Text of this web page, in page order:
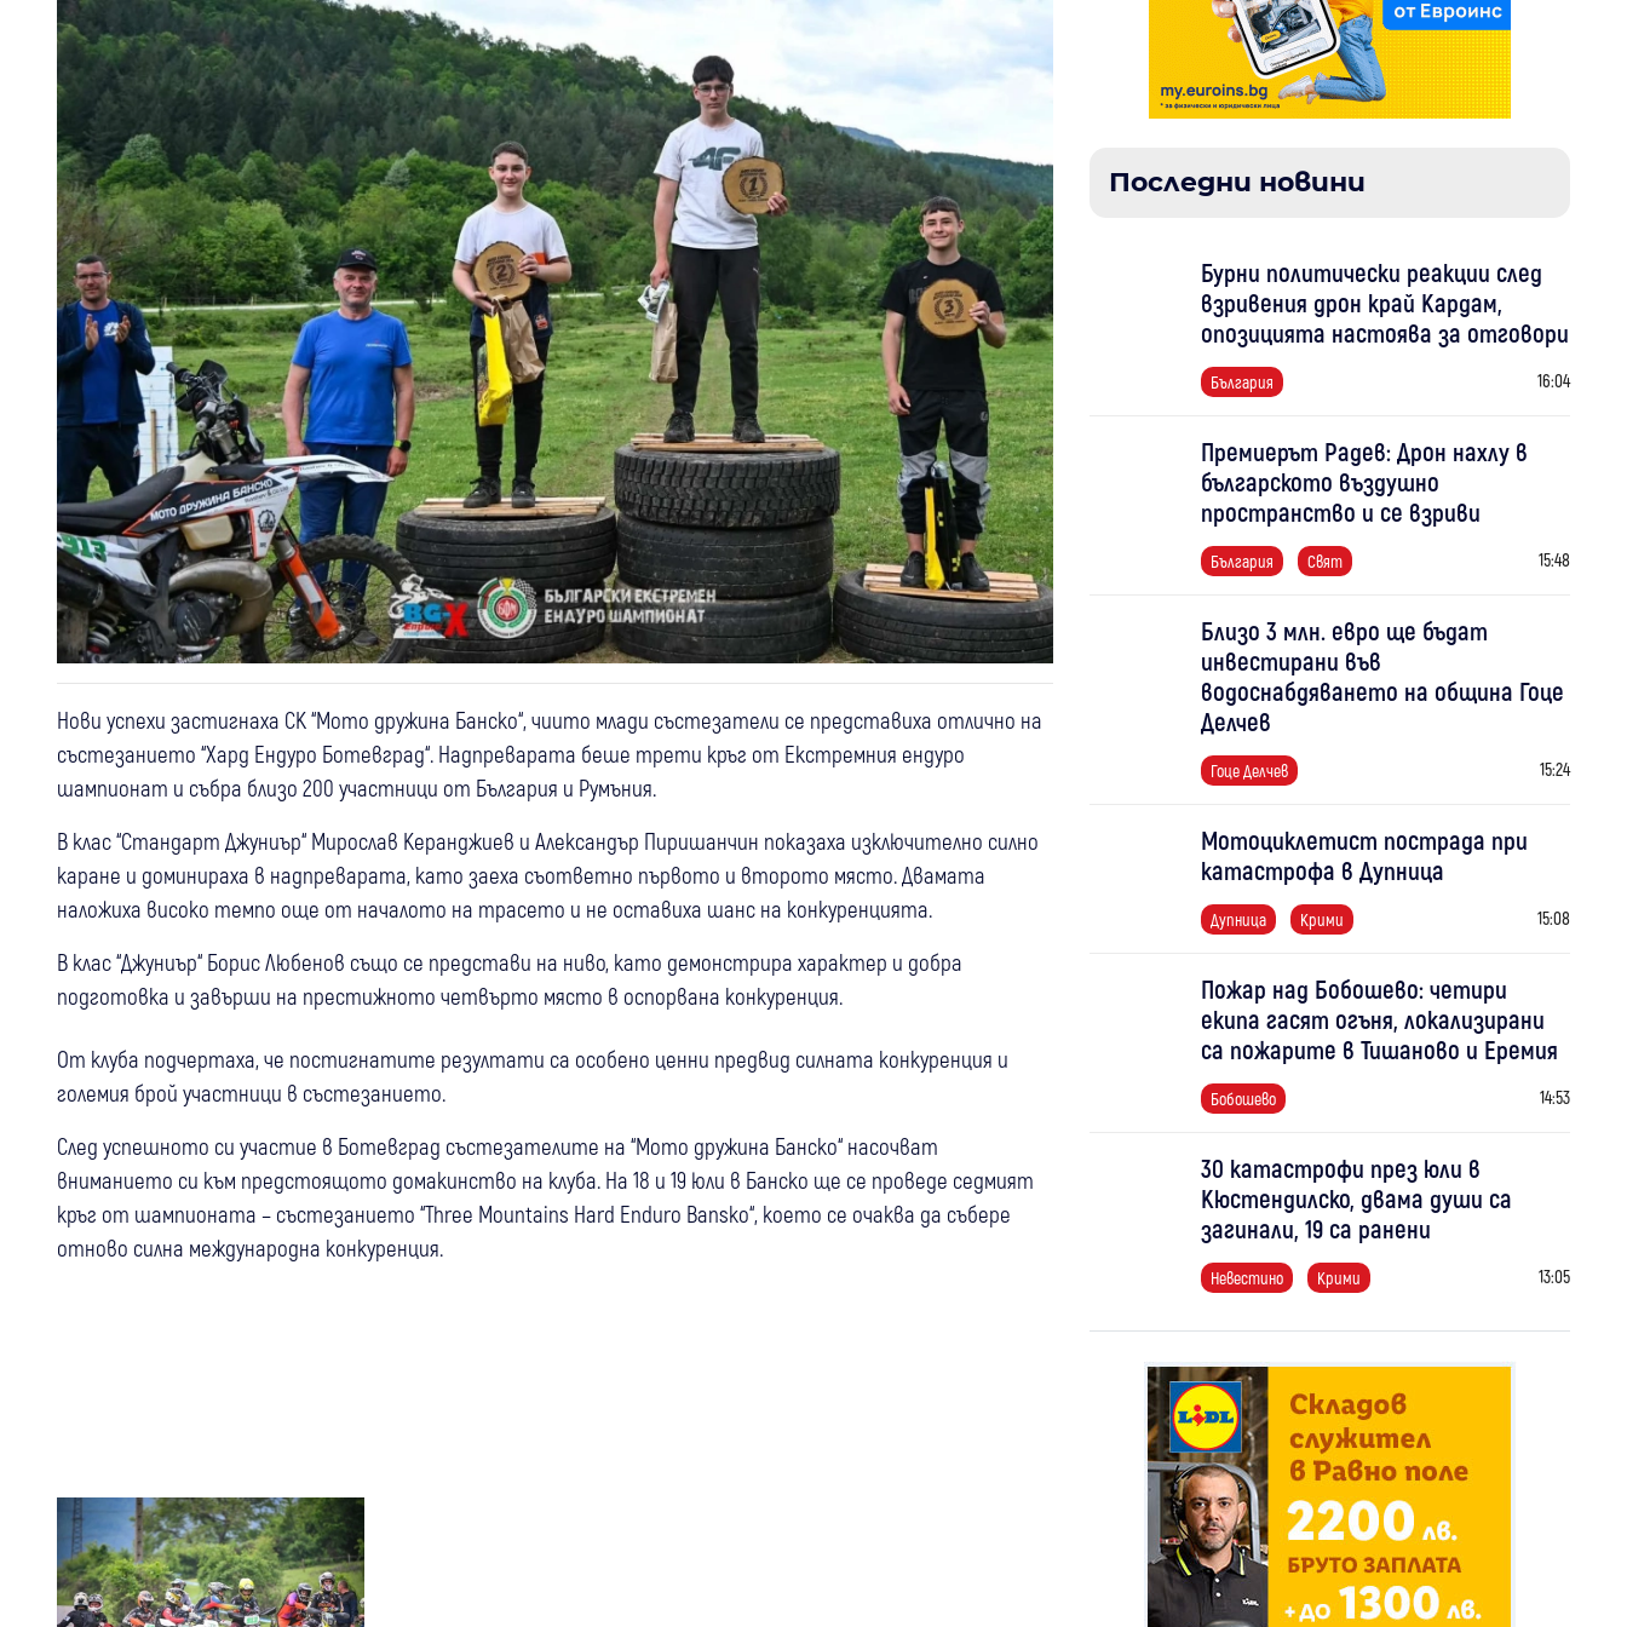
Нови успехи застигнаха СК “Мото дружина Банско“, чиито млади състезатели се представиха отлично на
състезанието “Хард Ендуро Ботевград“. Надпреварата беше трети кръг от Екстремния ендуро
шампионат и събра близо 200 участници от България и Румъния.
В клас “Стандарт Джуниър“ Мирослав Керанджиев и Александър Пиришанчин показаха изключително силно
каране и доминираха в надпреварата, като заеха съответно първото и второто място. Двамата
наложиха високо темпо още от началото на трасето и не оставиха шанс на конкуренцията.
В клас “Джуниър“ Борис Любенов също се представи на ниво, като демонстрира характер и добра
подготовка и завърши на престижното четвърто място в оспорвана конкуренция.
От клуба подчертаха, че постигнатите резултати са особено ценни предвид силната конкуренция и
големия брой участници в състезанието.
След успешното си участие в Ботевград състезателите на “Мото дружина Банско“ насочват
вниманието си към предстоящото домакинство на клуба. На 18 и 19 юли в Банско ще се проведе седмият
кръг от шампионата – състезанието “Three Mountains Hard Enduro Bansko“, което се очаква да събере
отново силна международна конкуренция.
Последни новини
Бурни политически реакции след
взривения дрон край Кардам,
опозицията настоява за отговори
България 16:04
Премиерът Радев: Дрон нахлу в
българското въздушно
пространство и се взриви
България Свят 15:48
Близо 3 млн. евро ще бъдат
инвестирани във
водоснабдяването на община Гоце
Делчев
Гоце Делчев 15:24
Мотоциклетист пострада при
катастрофа в Дупница
Дупница Крими 15:08
Пожар над Бобошево: четири
екипа гасят огъня, локализирани
са пожарите в Тишаново и Еремия
Бобошево 14:53
30 катастрофи през юли в
Кюстендилско, двама души са
загинали, 19 са ранени
Невестино Крими 13:05